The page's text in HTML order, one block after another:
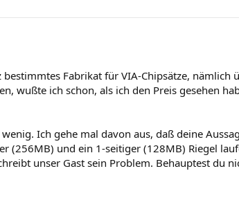
bestimmtes Fabrikat für VIA-Chipsätze, nämlich
wußte ich schon, als ich den Preis gesehen
Ich gehe mal davon aus, daß deine
(256MB) und ein 1-seitiger (128MB) Riegel
unser Gast sein Problem. Behauptest du